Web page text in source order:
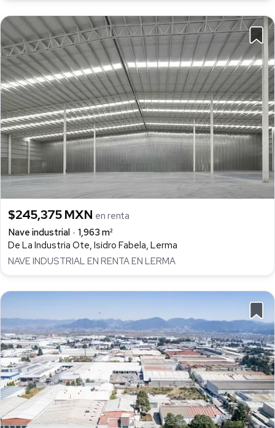
$245,375 MXN en renta
Nave industrial
1,963 m²
De La Industria Ote, Isidro Fabela, Lerma
NAVE INDUSTRIAL EN RENTA EN LERMA